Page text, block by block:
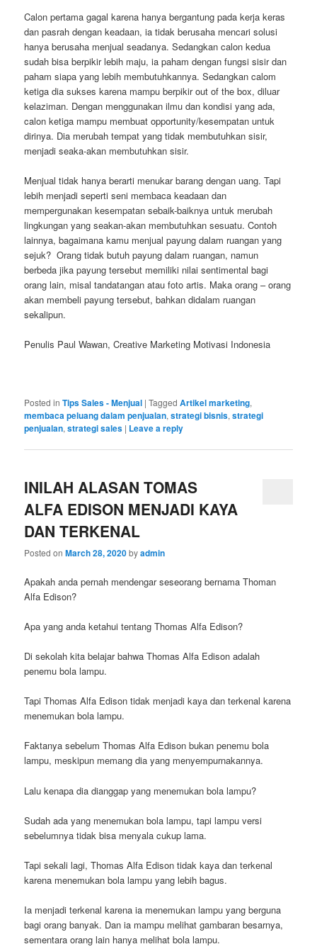
Calon pertama gagal karena hanya bergantung pada kerja keras
dan pasrah dengan keadaan, ia tidak berusaha mencari solusi
hanya berusaha menjual seadanya. Sedangkan calon kedua
sudah bisa berpikir lebih maju, ia paham dengan fungsi sisir dan
paham siapa yang lebih membutuhkannya. Sedangkan calom
ketiga dia sukses karena mampu berpikir out of the box, diluar
kelaziman. Dengan menggunakan ilmu dan kondisi yang ada,
calon ketiga mampu membuat opportunity/kesempatan untuk
dirinya. Dia merubah tempat yang tidak membutuhkan sisir,
menjadi seaka-akan membutuhkan sisir.
Menjual tidak hanya berarti menukar barang dengan uang. Tapi
lebih menjadi seperti seni membaca keadaan dan
mempergunakan kesempatan sebaik-baiknya untuk merubah
lingkungan yang seakan-akan membutuhkan sesuatu. Contoh
lainnya, bagaimana kamu menjual payung dalam ruangan yang
sejuk? Orang tidak butuh payung dalam ruangan, namun
berbeda jika payung tersebut memiliki nilai sentimental bagi
orang lain, misal tandatangan atau foto artis. Maka orang – orang
akan membeli payung tersebut, bahkan didalam ruangan
sekalipun.
Penulis Paul Wawan, Creative Marketing Motivasi Indonesia
Posted in Tips Sales - Menjual |Tagged Artikel marketing,
membaca peluang dalam penjualan,strategi bisnis,strategi
penjualan,strategi sales | Leave a reply
INILAH ALASAN TOMAS
ALFA EDISON MENJADI KAYA
DAN TERKENAL
Posted onMarch 28, 2020byadmin
Apakah anda pernah mendengar seseorang bernama Thoman
Alfa Edison?
Apa yang anda ketahui tentang Thomas Alfa Edison?
Di sekolah kita belajar bahwa Thomas Alfa Edison adalah
penemu bola lampu.
Tapi Thomas Alfa Edison tidak menjadi kaya dan terkenal karena
menemukan bola lampu.
Faktanya sebelum Thomas Alfa Edison bukan penemu bola
lampu, meskipun memang dia yang menyempurnakannya.
Lalu kenapa dia dianggap yang menemukan bola lampu?
Sudah ada yang menemukan bola lampu, tapi lampu versi
sebelumnya tidak bisa menyala cukup lama.
Tapi sekali lagi, Thomas Alfa Edison tidak kaya dan terkenal
karena menemukan bola lampu yang lebih bagus.
Ia menjadi terkenal karena ia menemukan lampu yang berguna
bagi orang banyak. Dan ia mampu melihat gambaran besarnya,
sementara orang lain hanya melihat bola lampu.